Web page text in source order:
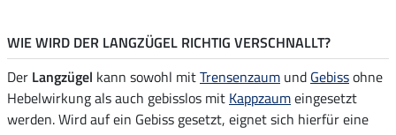
WIE WIRD DER LANGZÜGEL RICHTIG VERSCHNALLT?
Der Langzügel kann sowohl mitTrensenzaum und Gebissohne
Hebelwirkung als auch gebisslos mit Kappzaumeingesetzt
werden. Wird auf ein Gebiss gesetzt, eignet sich hierfür eine